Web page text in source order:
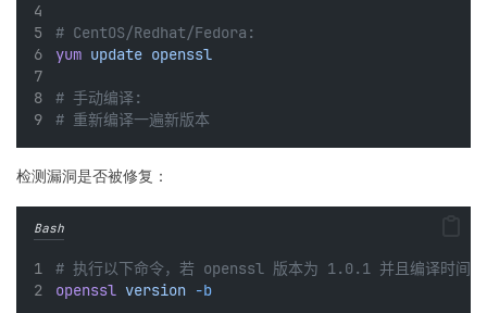
# CentOS/Redhat/Fedora:
yum update openssl
# 手动编译:
# 重新编译一遍新版本
检测漏洞是否被修复：
Bash
# 执行以下命令，若 openssl 版本为 1.0.1 并且编译时间
openssl version -b